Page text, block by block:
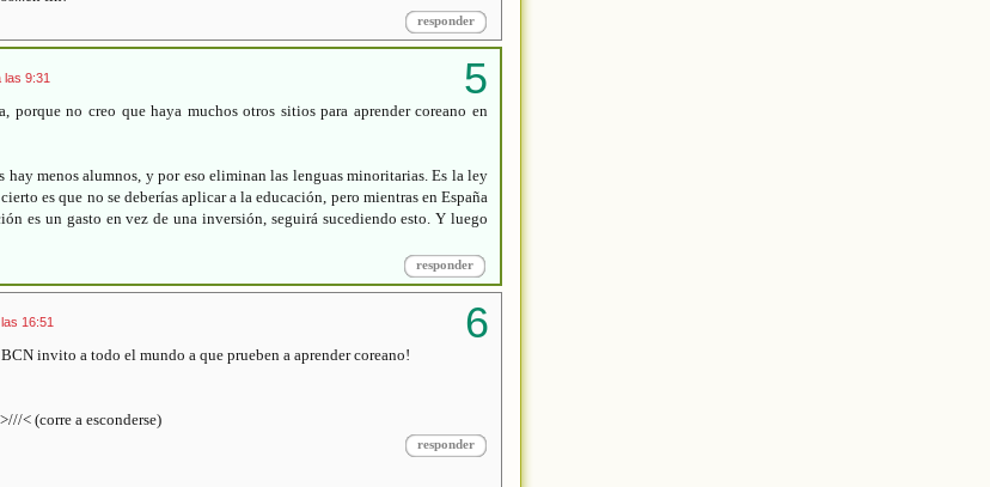
responder
las 9:31
porque no creo que haya muchos otros sitios para aprender coreano en
hay menos alumnos, y por eso eliminan las lenguas minoritarias. Es la ley
es que no se deberías aplicar a la educación, pero mientras en España
es un gasto en vez de una inversión, seguirá sucediendo esto. Y luego
responder
16:51
invito a todo el mundo a que prueben a aprender coreano!
< (corre a esconderse)
responder